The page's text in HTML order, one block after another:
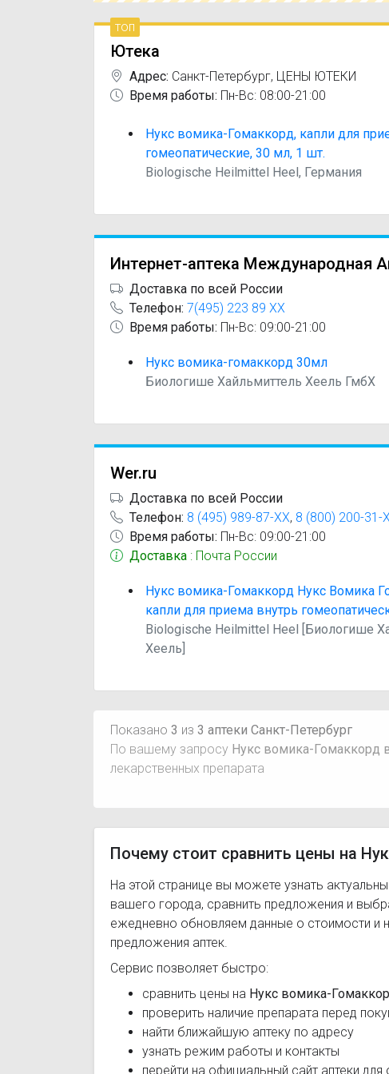
топ
Ютека
Адрес: Санкт-Петербург, ЦЕНЫ ЮТЕКИ
Время работы: Пн-Вс: 08:00-21:00
Нукс вомика-Гомаккорд, капли для
гомеопатические, 30 мл, 1 шт.
Biologische Heilmittel Heel, Германия
Интернет-аптека Международная
Доставка по всей России
Телефон: 7(495) 223 89 XX
Время работы: Пн-Вс: 09:00-21:00
Нукс вомика-гомаккорд 30мл
Биологише Хайльмиттель Хеель ГмбХ
Wer.ru
Доставка по всей России
Телефон: 8 (495) 989-87-XX, 8 (800) 200-31-
Время работы: Пн-Вс: 09:00-21:00
Доставка : Почта России
Нукс вомика-Гомаккорд Нукс Вомика
капли для приема внутрь
Biologische Heilmittel Heel [Биологише
Хеель]
Показано 3 из 3 аптеки Санкт-Петербург
По вашему запросу Нукс вомика-Гомаккорд
лекарственных препарата
Почему стоит сравнить цены на
На этой странице вы можете узнать
вашего города, сравнить предложения и
ежедневно обновляем данные о стоимости и
предложения аптек.
Сервис позволяет быстро:
сравнить цены на Нукс вомика-
проверить наличие препарата перед
найти ближайшую аптеку по адресу
узнать режим работы и контакты
перейти на официальный сайт аптеки